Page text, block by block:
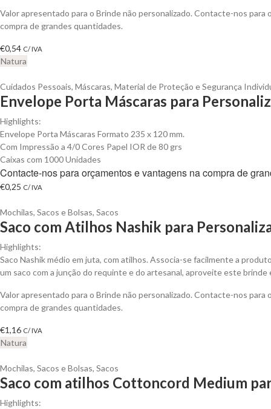
Valor apresentado para o Brinde não personalizado. Contacte-nos para
compra de grandes quantidades.
€0,54 C/ IVA
Natura
Cuidados Pessoais, Máscaras, Material de Proteção e Segurança
Envelope Porta Máscaras para
Highlights:
Envelope Porta Máscaras Formato 235 x 120 mm.
Com Impressão a 4/0 Cores Papel IOR de 80 grs
Caixas com 1000 Unidades
Contacte-nos para orçamentos e vantagens na compra de
€0,25 C/ IVA
Mochilas, Sacos e Bolsas, Sacos
Saco com Atilhos Nashik para
Highlights:
Saco Nashik médio em juta, com atilhos. Associa-se facilmente a
um saco com a junção do requinte e do artesanal, aproveite este brinde
Valor apresentado para o Brinde não personalizado. Contacte-nos para
compra de grandes quantidades.
€1,16 C/ IVA
Natura
Mochilas, Sacos e Bolsas, Sacos
Saco com atilhos Cottoncord Medium
Highlights: